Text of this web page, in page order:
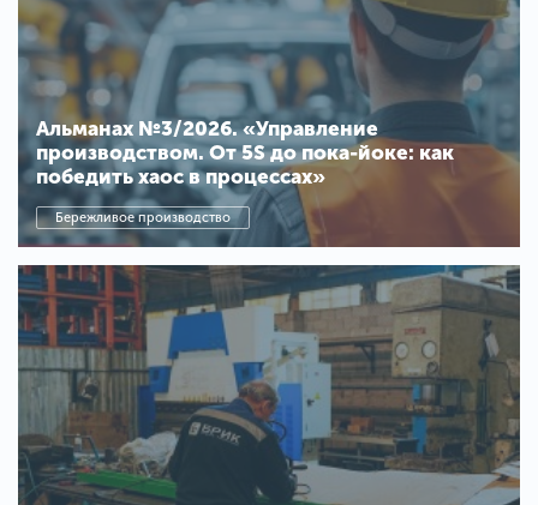
Альманах №3/2026. «Управление
производством. От 5S до пока-йоке: как
победить хаос в процессах»
Бережливое производство